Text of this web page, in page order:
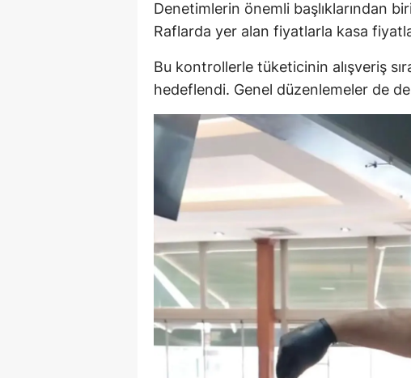
Denetimlerin önemli başlıklarından
Raflarda yer alan fiyatlarla kasa
Bu kontrollerle tüketicinin alışveriş
hedeflendi. Genel düzenlemeler de